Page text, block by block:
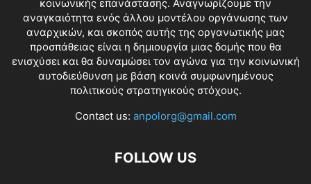
κοινωνικής επανάστασης. Αναγνωρίζουμε την
αναγκαιότητα ενός άλλου μοντέλου οργάνωσης των
αναρχικών, και σκοπός αυτής της οργανωτικής μας
προσπάθειας είναι η δημιουργία μιας δομής που θα
ενισχύσει και θα δυναμώσει τον αγώνα για την κοινωνική
αυτοδιεύθυνση με βάση κοινά συμφωνημένους
πολιτικούς στρατηγικούς στόχους.
Contact us: anpolorg@gmail.com
FOLLOW US